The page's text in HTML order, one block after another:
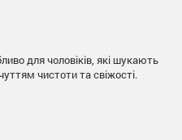
для чоловіків, які шукають
чистоти та свіжості.